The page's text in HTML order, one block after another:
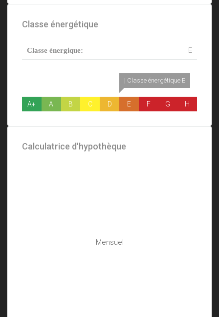
Classe énergétique
Classe énergique: E
A+ A B C D
| Classe énergétique E
E F G H
Calculatrice d'hypothèque
Mensuel